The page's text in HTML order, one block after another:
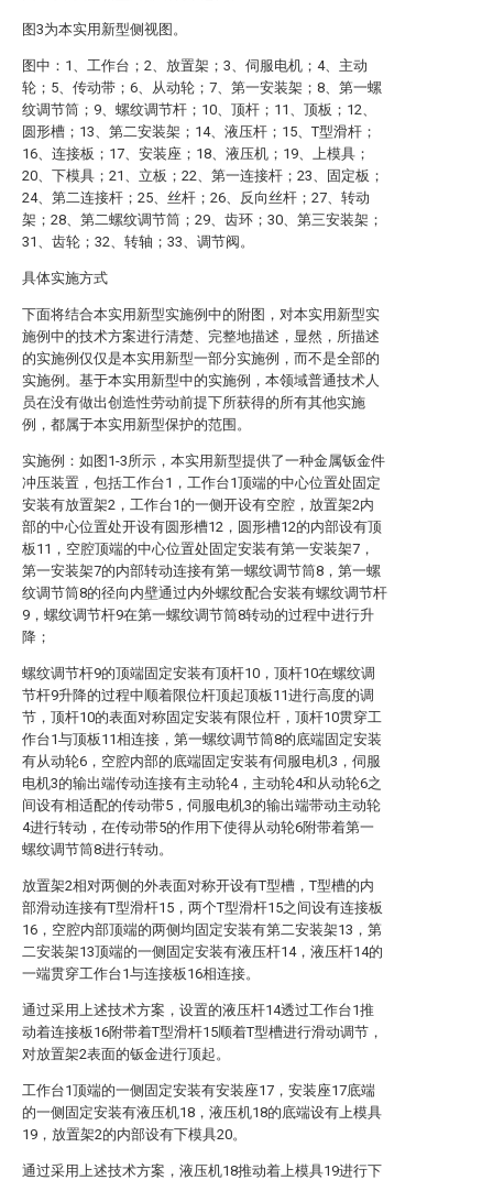
图3为本实用新型侧视图。
图中：1、工作台；2、放置架；3、伺服电机；4、主动
轮；5、传动带；6、从动轮；7、第一安装架；8、第一螺
纹调节筒；9、螺纹调节杆；10、顶杆；11、顶板；12、
圆形槽；13、第二安装架；14、液压杆；15、T型滑杆；
16、连接板；17、安装座；18、液压机；19、上模具；
20、下模具；21、立板；22、第一连接杆；23、固定板；
24、第二连接杆；25、丝杆；26、反向丝杆；27、转动
架；28、第二螺纹调节筒；29、齿环；30、第三安装架；
31、齿轮；32、转轴；33、调节阀。
具体实施方式
下面将结合本实用新型实施例中的附图，对本实用新型实
施例中的技术方案进行清楚、完整地描述，显然，所描述
的实施例仅仅是本实用新型一部分实施例，而不是全部的
实施例。基于本实用新型中的实施例，本领域普通技术人
员在没有做出创造性劳动前提下所获得的所有其他实施
例，都属于本实用新型保护的范围。
实施例：如图1-3所示，本实用新型提供了一种金属钣金件
冲压装置，包括工作台1，工作台1顶端的中心位置处固定
安装有放置架2，工作台1的一侧开设有空腔，放置架2内
部的中心位置处开设有圆形槽12，圆形槽12的内部设有顶
板11，空腔顶端的中心位置处固定安装有第一安装架7，
第一安装架7的内部转动连接有第一螺纹调节筒8，第一螺
纹调节筒8的径向内壁通过内外螺纹配合安装有螺纹调节杆
9，螺纹调节杆9在第一螺纹调节筒8转动的过程中进行升
降；
螺纹调节杆9的顶端固定安装有顶杆10，顶杆10在螺纹调
节杆9升降的过程中顺着限位杆顶起顶板11进行高度的调
节，顶杆10的表面对称固定安装有限位杆，顶杆10贯穿工
作台1与顶板11相连接，第一螺纹调节筒8的底端固定安装
有从动轮6，空腔内部的底端固定安装有伺服电机3，伺服
电机3的输出端传动连接有主动轮4，主动轮4和从动轮6之
间设有相适配的传动带5，伺服电机3的输出端带动主动轮
4进行转动，在传动带5的作用下使得从动轮6附带着第一
螺纹调节筒8进行转动。
放置架2相对两侧的外表面对称开设有T型槽，T型槽的内
部滑动连接有T型滑杆15，两个T型滑杆15之间设有连接板
16，空腔内部顶端的两侧均固定安装有第二安装架13，第
二安装架13顶端的一侧固定安装有液压杆14，液压杆14的
一端贯穿工作台1与连接板16相连接。
通过采用上述技术方案，设置的液压杆14透过工作台1推
动着连接板16附带着T型滑杆15顺着T型槽进行滑动调节，
对放置架2表面的钣金进行顶起。
工作台1顶端的一侧固定安装有安装座17，安装座17底端
的一侧固定安装有液压机18，液压机18的底端设有上模具
19，放置架2的内部设有下模具20。
通过采用上述技术方案，液压机18推动着上模具19进行下